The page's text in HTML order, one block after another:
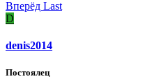
Вперёд Last
D
denis2014
Постоялец